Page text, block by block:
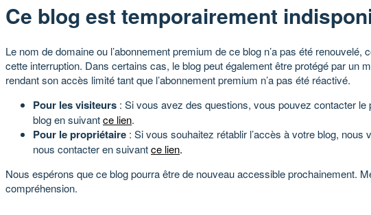
Ce blog est temporairement
Le nom de domaine ou l’abonnement premium de ce blog n’a pas été renouvelé,
cette interruption. Dans certains cas, le blog peut également être protégé par un
rendant son accès limité tant que l’abonnement premium n’a pas été réactivé.
Pour les visiteurs : Si vous avez des questions, vous pouvez contacter le
blog en suivantce lien.
Pour le propriétaire : Si vous souhaitez rétablir l’accès à votre blog, nous
nous contacter en suivantce lien.
Nous espérons que ce blog pourra être de nouveau accessible prochainement.
compréhension.